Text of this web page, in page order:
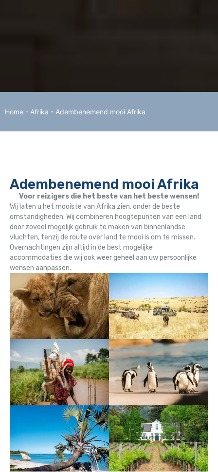
Home - Afrika - Adembenemend mooi Afrika
Adembenemend mooi Afrika
Voor reizigers die het beste van het beste wensen!
Wij laten u het mooiste van Afrika zien, onder de beste
omstandigheden. Wij combineren hoogtepunten van een land
door zoveel mogelijk gebruik te maken van binnenlandse
vluchten, tenzij de route over land te mooi is om te missen.
Overnachtingen zijn altijd in de best mogelijke
accommodaties die wij ook weer geheel aan uw persoonlijke
wensen aanpassen.